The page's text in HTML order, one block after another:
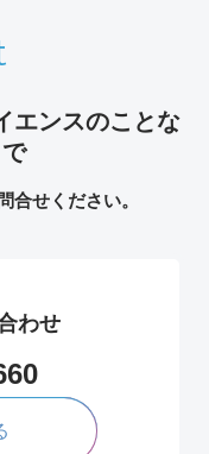
エンスのことな
合せください。
わせ